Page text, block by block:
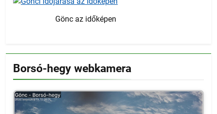
Gönc az időképen
Borsó-hegy webkamera